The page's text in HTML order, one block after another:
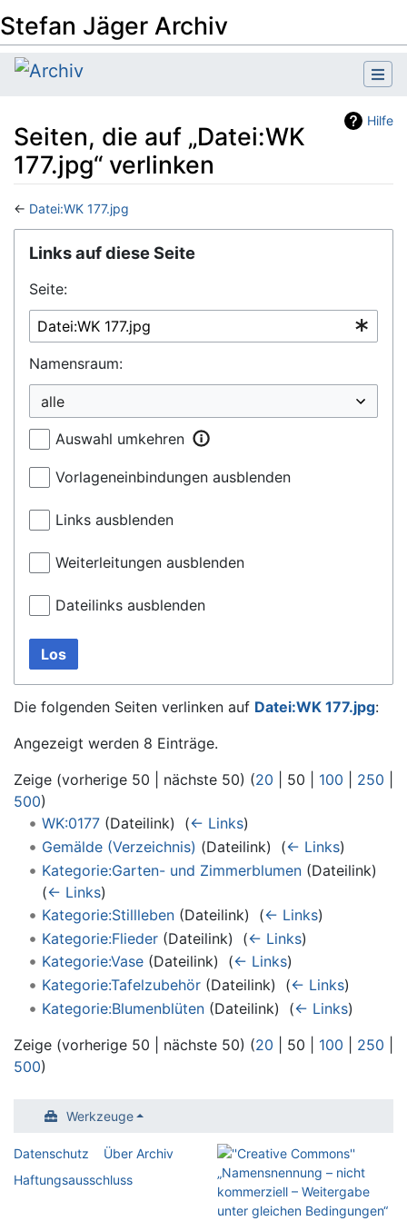
Stefan Jäger Archiv
Hilfe
Seiten, die auf „Datei:WK
177.jpg“ verlinken
← Datei:WK 177.jpg
Wechseln zu:Navigation,Suche
Links auf diese Seite
Seite:
Namensraum:
Auswahl umkehren
Vorlageneinbindungen ausblenden
Links ausblenden
Weiterleitungen ausblenden
Dateilinks ausblenden
Los
Die folgenden Seiten verlinken auf Datei:WK 177.jpg:
Angezeigt werden 8 Einträge.
Zeige (vorherige 50 nächste 50) (20 50 100 250
500)
WK:0177(Dateilink) ‎ (← Links)
Gemälde (Verzeichnis) (Dateilink) ‎ (← Links)
Kategorie:Garten- und Zimmerblumen(Dateilink) ‎
(← Links)
Kategorie:Stillleben(Dateilink) ‎ (← Links)
Kategorie:Flieder(Dateilink) ‎ (← Links)
Kategorie:Vase(Dateilink) ‎ (← Links)
Kategorie:Tafelzubehör(Dateilink) ‎ (← Links)
Kategorie:Blumenblüten(Dateilink) ‎ (← Links)
Zeige (vorherige 50 nächste 50) (20 50 100 250
500)
Werkzeuge
Datenschutz
Über Archiv
Haftungsausschluss